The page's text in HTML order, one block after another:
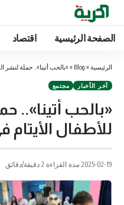
الصفحة الرئيسية اقتصاد
الرئيسية »
Blog
» «بالحب أتينا».. حملة لنشر
آخر الأخبار مجتمع
«بالحب أتينا»..
للأطفال الأيتام
2025-02-19 مدة القراءة 2 دقيقة/دقائق